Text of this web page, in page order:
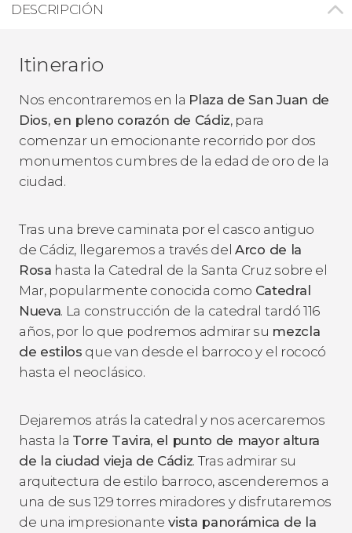
DESCRIPCIÓN
Itinerario
Nos encontraremos en la Plaza de San Juan de
Dios, en pleno corazón de Cádiz, para
comenzar un emocionante recorrido por dos
monumentos cumbres de la edad de oro de la
ciudad.
Tras una breve caminata por el casco antiguo
de Cádiz, llegaremos a través delArco de la
Rosa hasta la Catedral de la Santa Cruz sobre el
Mar, popularmente conocida como Catedral
Nueva. La construcción de la catedral tardó 116
años, por lo que podremos admirar su mezcla
de estilos que van desde el barroco y el rococó
hasta el neoclásico.
Dejaremos atrás la catedral y nos acercaremos
hasta la Torre Tavira, el punto de mayor altura
de la ciudad vieja de Cádiz. Tras admirar su
arquitectura de estilo barroco, ascenderemos a
una de sus 129 torres miradores y disfrutaremos
de una impresionante vista panorámica de la